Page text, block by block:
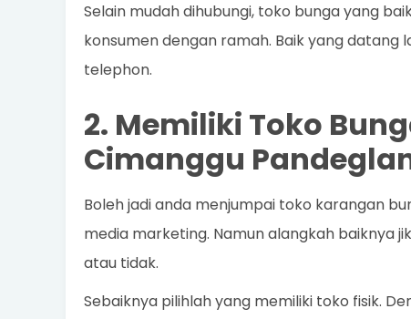
Selain mudah dihubungi, toko bunga yang
konsumen dengan ramah. Baik yang datang
telephon.
2. Memiliki Toko
Cimanggu
Boleh jadi anda menjumpai toko karangan
media marketing. Namun alangkah baiknya
atau tidak.
Sebaiknya pilihlah yang memiliki toko fisik.